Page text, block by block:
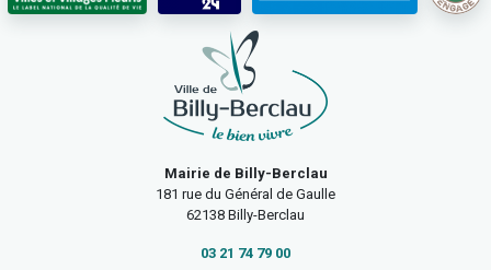
Mairie de Billy-Berclau
181 rue du Général de Gaulle
62138 Billy-Berclau
03 21 74 79 00